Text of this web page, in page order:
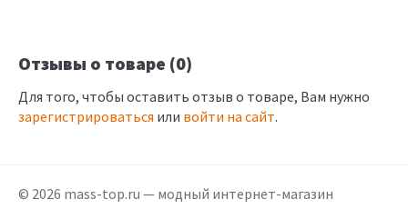
Отзывы о товаре (0)
Для того, чтобы оставить отзыв о товаре, Вам нужно
зарегистрироваться или войти на сайт.
© 2026 mass-top.ru — модный интернет-магазин